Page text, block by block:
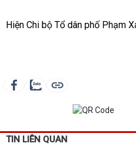
Hiện Chi bộ Tổ dân phố Phạm
TIN LIÊN QUAN